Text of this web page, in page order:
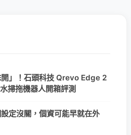
」！石頭科技 Qrevo Edge 2
掃拖機器人開箱評測
定沒關，個資可能早就在外